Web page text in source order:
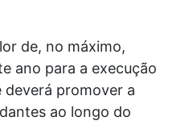
de, no máximo,
ano para a execução
deverá promover a
ao longo do